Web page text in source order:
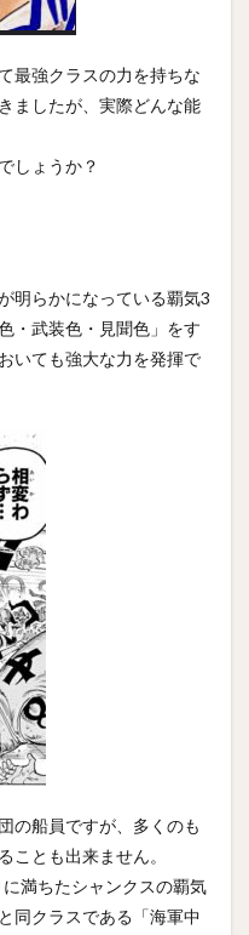
最強クラスの力を持ちな
ましたが、実際どんな能
しょうか？
明らかになっている覇気3
・武装色・見聞色」をす
いても強大な力を発揮で
の船員ですが、多くのも
ことも出来ません。
満ちたシャンクスの覇気
同クラスである「海軍中